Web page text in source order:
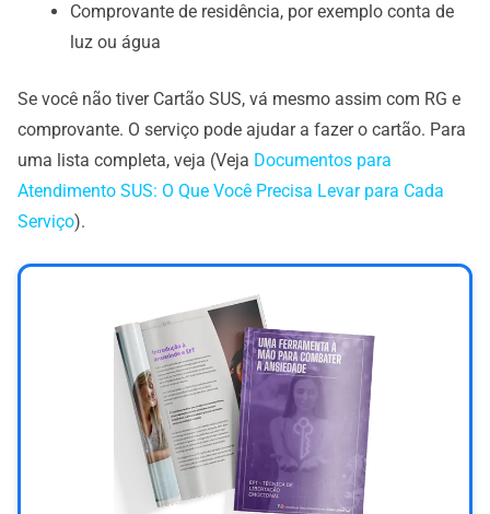
Comprovante de residência, por exemplo conta de
luz ou água
Se você não tiver Cartão SUS, vá mesmo assim com RG e
comprovante. O serviço pode ajudar a fazer o cartão. Para
uma lista completa, veja (Veja Documentos para
Atendimento SUS: O Que Você Precisa Levar para Cada
Serviço).